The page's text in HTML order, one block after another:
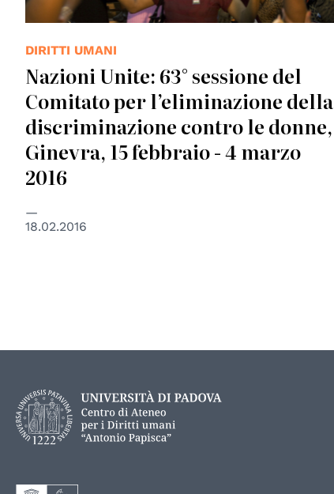
DIRITTI UMANI
Nazioni Unite: 63° sessione del
Comitato per l’eliminazione della
discriminazione contro le donne,
Ginevra, 15 febbraio - 4 marzo
2016
18.02.2016